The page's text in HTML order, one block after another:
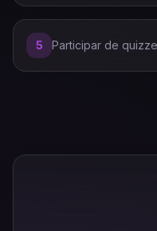
5 Participar de